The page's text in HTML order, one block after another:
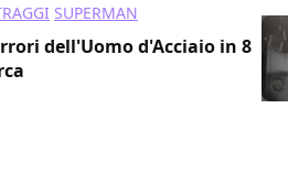
SUPERMAN
dell'Uomo d'Acciaio in 8